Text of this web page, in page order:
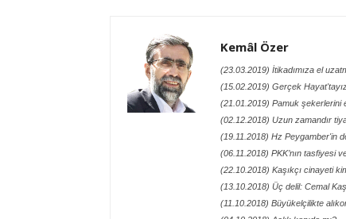
Kemâl Özer
(23.03.2019) İtikadımıza el
(15.02.2019) Gerçek
(21.01.2019) Pamuk şekerlerini
(02.12.2018) Uzun zamandır
(19.11.2018) Hz Peygamber'in
(06.11.2018) PKK’nın tasfiyesi
(22.10.2018) Kaşıkçı cinayeti
(13.10.2018) Üç delil: Cemal
(11.10.2018) Büyükelçilikte